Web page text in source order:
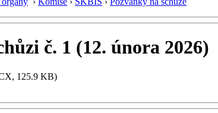
č. 1 (12. února 2026)
125.9 KB)